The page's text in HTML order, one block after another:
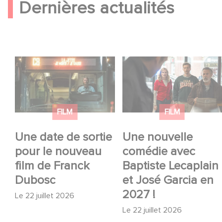
Dernières actualités
FILM
Une date de sortie
pour le nouveau
film de Franck
Dubosc
Le 22 juillet 2026
Une date de sortie
pour le nouveau film
de Franck Dubosc
FILM
Une nouvelle
comédie avec
Baptiste Lecaplain
et José Garcia en
2027 !
Le 22 juillet 2026
Une nouvelle comédie
avec Baptiste
Lecaplain et José
Garcia en 2027 !